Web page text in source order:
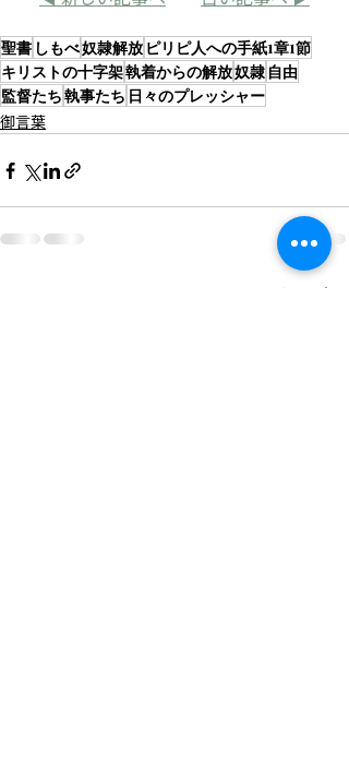
聖書 しもべ奴隷解放 ピリピ人への手紙1章1節
キリストの十字架執着からの解放奴隷 自由
監督たち執事たち 日々のプレッシャー
御言葉
すべて表示